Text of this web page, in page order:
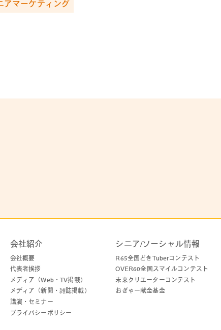
アマーケティング
会社紹介
会社概要
代表者挨拶
メディア（Web・TV掲載）
メディア（新聞・雑誌掲載）
講演・セミナー
プライバシーポリシー
シニア/ソーシャル情報
R65全国どきTuberコンテスト
OVER60全国スマイルコンテスト
未来クリエーターコンテスト
おぎゃー献金基金